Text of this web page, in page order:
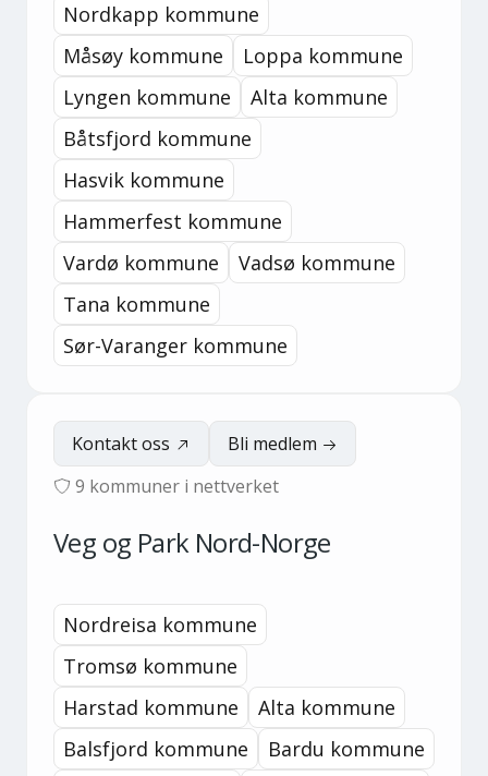
Nordkapp kommune
Måsøy kommune
Loppa kommune
Lyngen kommune
Alta kommune
Båtsfjord kommune
Hasvik kommune
Hammerfest kommune
Vardø kommune
Vadsø kommune
Tana kommune
Sør-Varanger kommune
Kontakt oss
Bli medlem
9 kommuner i nettverket
Veg og Park Nord-Norge
Nordreisa kommune
Tromsø kommune
Harstad kommune
Alta kommune
Balsfjord kommune
Bardu kommune